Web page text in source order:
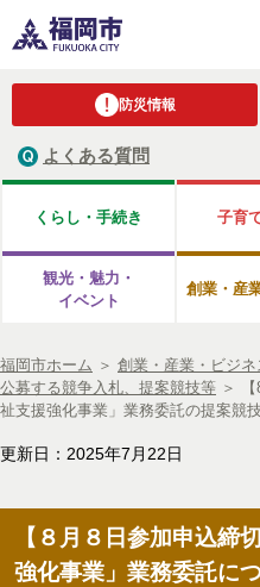
防災情報
よくある質問
くらし・手続き 子育
観光・魅力・
イベント
創業・産
福岡市ホーム ＞ 創業・産業・ビジネ
公募する競争入札、提案競技等 ＞
祉支援強化事業」業務委託の提案競
更新日：2025年7月22日
【８月８日参加申込締
強化事業」業務委託に